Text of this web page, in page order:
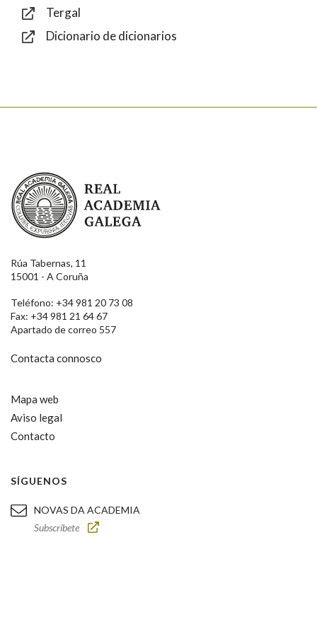
Tergal
Dicionario de dicionarios
Real Academia Galega
Rúa Tabernas, 11
15001 - A Coruña
Teléfono: +34 981 20 73 08
Fax: +34 981 21 64 67
Apartado de correo 557
Contacta connosco
Mapa web
Aviso legal
Contacto
SÍGUENOS
NOVAS DA ACADEMIA
Subscríbete